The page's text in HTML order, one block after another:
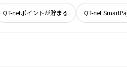
QT-netポイントが貯まる QT-net